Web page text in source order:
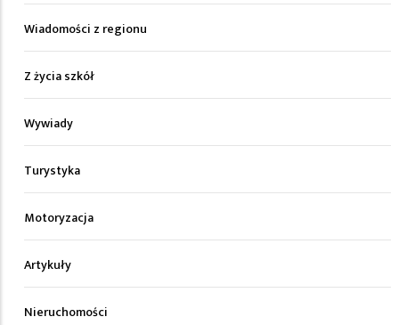
Wiadomości z regionu
Z życia szkół
Wywiady
Turystyka
Motoryzacja
Artykuły
Nieruchomości